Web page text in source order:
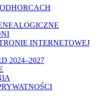
INTERNETOWEJ
2024–2027